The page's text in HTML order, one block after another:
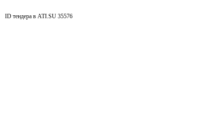
ID тендера в ATI.SU 35576